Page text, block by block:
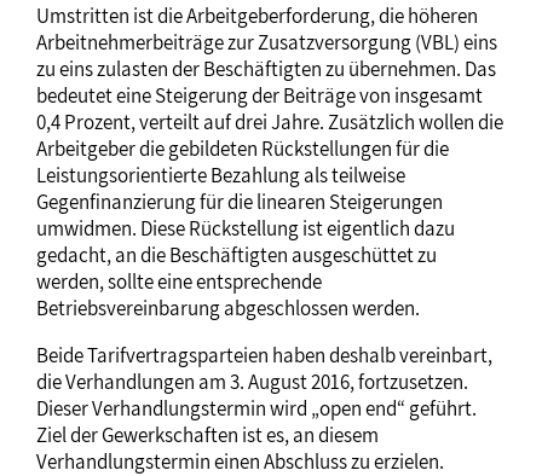
Umstritten ist die Arbeitgeberforderung, die höheren
Arbeitnehmerbeiträge zur Zusatzversorgung (VBL) eins
zu eins zulasten der Beschäftigten zu übernehmen. Das
bedeutet eine Steigerung der Beiträge von insgesamt
0,4 Prozent, verteilt auf drei Jahre. Zusätzlich wollen die
Arbeitgeber die gebildeten Rückstellungen für die
Leistungsorientierte Bezahlung als teilweise
Gegenfinanzierung für die linearen Steigerungen
umwidmen. Diese Rückstellung ist eigentlich dazu
gedacht, an die Beschäftigten ausgeschüttet zu
werden, sollte eine entsprechende
Betriebsvereinbarung abgeschlossen werden.
Beide Tarifvertragsparteien haben deshalb vereinbart,
die Verhandlungen am 3. August 2016, fortzusetzen.
Dieser Verhandlungstermin wird „open end“ geführt.
Ziel der Gewerkschaften ist es, an diesem
Verhandlungstermin einen Abschluss zu erzielen.